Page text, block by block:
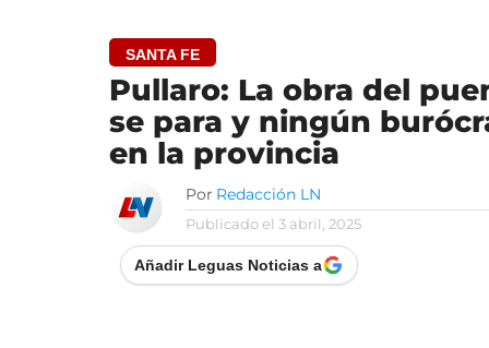
SANTA FE
Pullaro: La obra del
se para y ningún
en la provincia
Por Redacción LN
Publicado el 3 abril, 2025
Añadir Leguas Noticias a